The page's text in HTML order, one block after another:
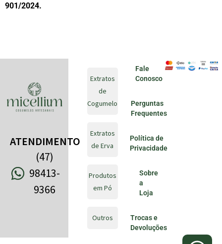
901/2024.
ATENDIMENTO
(47)
98413-
9366
Extratos
de
Cogumelo
Extratos
de Erva
Produtos
em Pó
Outros
Fale
Conosco
Perguntas
Frequentes
Política de
Privacidade
Sobre
a
Loja
Trocas e
Devoluções